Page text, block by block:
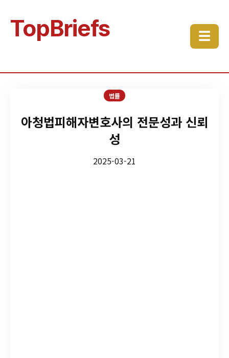
TopBriefs ☰
법률
아청법피해자변호사의 전문성과 신뢰
성
2025-03-21